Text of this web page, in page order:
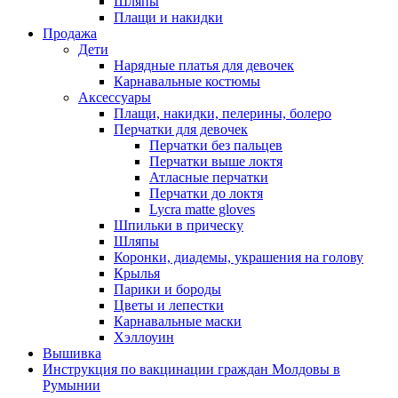
Плащи и накидки
Продажа
Дети
Нарядные платья для девочек
Карнавальные костюмы
Аксессуары
Плащи, накидки, пелерины, болеро
Перчатки для девочек
Перчатки без пальцев
Перчатки выше локтя
Атласные перчатки
Перчатки до локтя
Lycra matte gloves
Шпильки в прическу
Шляпы
Коронки, диадемы, украшения на голову
Крылья
Парики и бороды
Цветы и лепестки
Карнавальные маски
Хэллоуин
Вышивка
Инструкция по вакцинации граждан Молдовы в
Румынии